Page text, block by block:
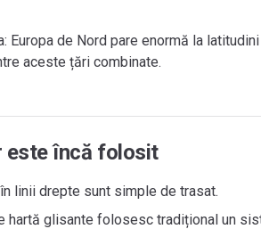
Europa de Nord pare enormă la
aceste țări combinate.
este încă folosit
linii drepte sunt simple de trasat.
hartă glisante folosesc tradițional un